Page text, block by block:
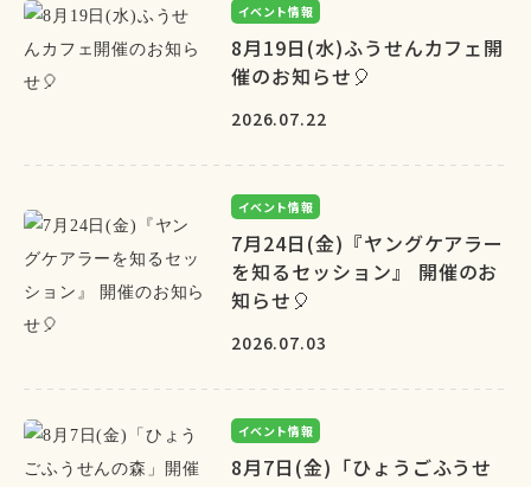
イベント情報
8月19日(水)ふうせんカフェ開
催のお知らせ🎈
2026.07.22
イベント情報
7月24日(金)『ヤングケアラー
を知るセッション』 開催のお
知らせ🎈
2026.07.03
イベント情報
8月7日(金)「ひょうごふうせ